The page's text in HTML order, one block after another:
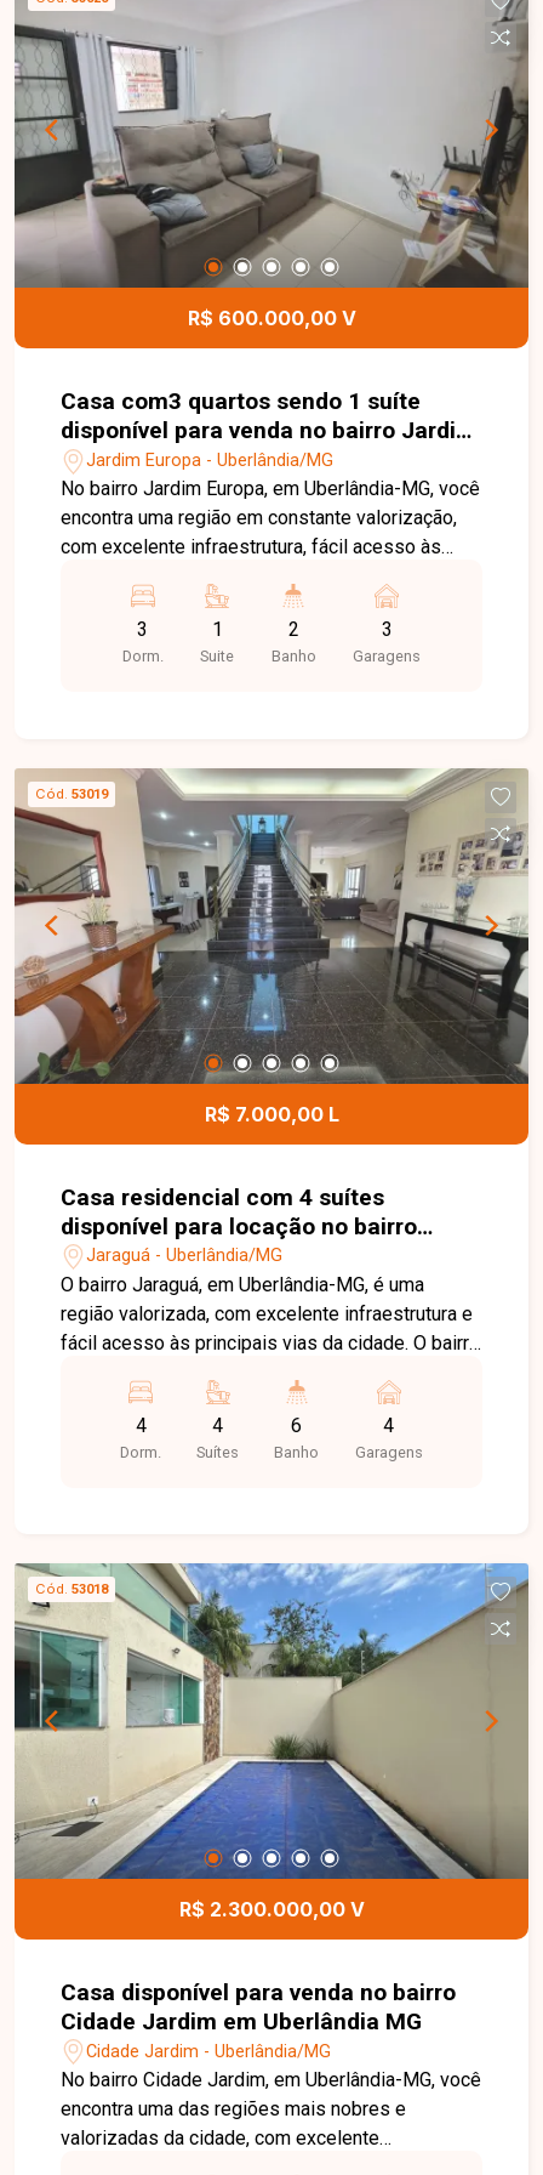
R$ 600.000,00 V
Casa com3 quartos sendo 1 suíte
disponível para venda no bairro Jardim
Europa em Uberlândia-MG
Jardim Europa - Uberlândia/MG
No bairro Jardim Europa, em Uberlândia-MG, você
encontra uma região em constante valorização,
com excelente infraestrutura, fácil acesso às
supermercados, escolas, farmácias e diversos
comércios, oferecendo praticidade e qualidade
de vida. Casa disponível para venda em
armário e uma excelente área gourmet com
churrasqueira, ideal para reunir familiares e
amigos. O imóvel conta ainda com 3 vagas de
garagem cobertas, proporcionando mais conforto
e segurança para toda a família. Uma excelente
oportunidade para quem busca um imóvel
completo, bem localizado e pronto para morar em
uma das regiões que mais crescem em
Uberlândia. Entre em contato e agende sua visita!
3
Dorm.
1
Suite
2
Banho
3
Garagens
Cód. 53019
R$ 7.000,00 L
Casa residencial com 4 suítes
disponível para locação no bairro
Jaraguá em Uberlândia-MG
Jaraguá - Uberlândia/MG
O bairro Jaraguá, em Uberlândia-MG, é uma
região valorizada, com excelente infraestrutura e
fácil acesso às principais vias da cidade. O bairro
escolas, supermercados, comércios e diversos
serviços, proporcionando praticidade e qualidade
de vida. Sobrado disponível para locação, com
entrada, sala de TV, sala de estar, sala de jantar,
escritório, lavabo, cozinha com armários
planejados, despensa, área de serviço com
banheiro de apoio e uma completa área de lazer
com piscina aquecida. Possui ainda
estacionamento para até 04 veículos. No
segundo pavimento, dispõe de sala de apoio e
04 suítes, todas com armários planejados, sendo
01 suíte máster com hidromassagem,
oferecendo conforto, privacidade e sofisticação
para toda a família. Entre em contato para mais
informações e agende uma visita para conhecer
este excelente imóvel.
4
Dorm.
4
Suítes
6
Banho
4
Garagens
Cód. 53018
R$ 2.300.000,00 V
Casa disponível para venda no bairro
Cidade Jardim em Uberlândia MG
Cidade Jardim - Uberlândia/MG
No bairro Cidade Jardim, em Uberlândia-MG, você
encontra uma das regiões mais nobres e
valorizadas da cidade, com excelente